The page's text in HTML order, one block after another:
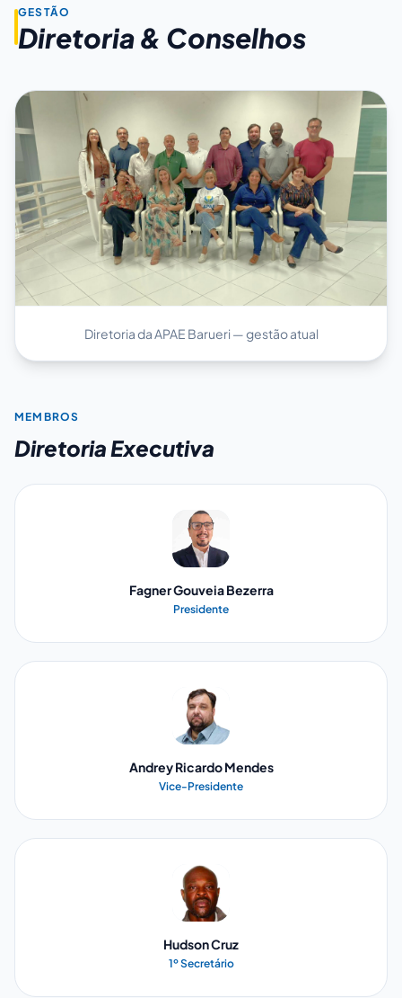
GESTÃO
Diretoria & Conselhos
Diretoria da APAE Barueri — gestão atual
MEMBROS
Diretoria Executiva
Fagner Gouveia Bezerra
Presidente
Andrey Ricardo Mendes
Vice-Presidente
Hudson Cruz
1º Secretário